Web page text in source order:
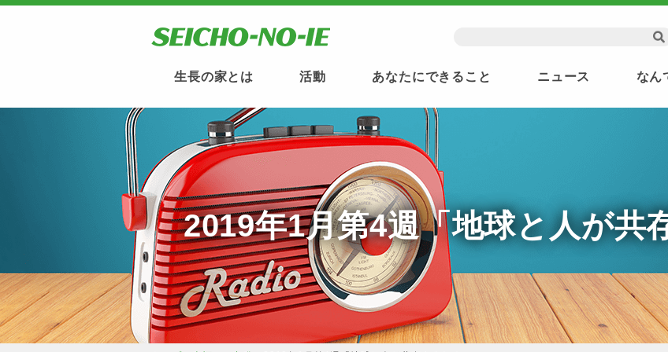
生長の家とは 活動 あなたにできること ニュース なん
2019年1月第4週「地球と人が共